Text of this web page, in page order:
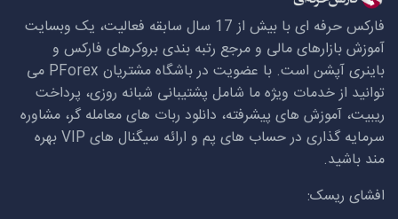
فارکس حرفه ای با بیش از 17 سال سابقه فعالیت، یک وبسایت
آموزش بازارهای مالی و مرجع رتبه بندی بروکرهای فارکس و
باینری آپشن است. با عضویت در باشگاه مشتریان PForex می
توانید از خدمات ویژه ما شامل پشتیبانی شبانه روزی، پرداخت
ریبیت، آموزش های پیشرفته، دانلود ربات های معامله گر، مشاوره
سرمایه گذاری در حساب های پم و ارائه سیگنال های VIPبهره
مند باشید.
افشای ریسک: